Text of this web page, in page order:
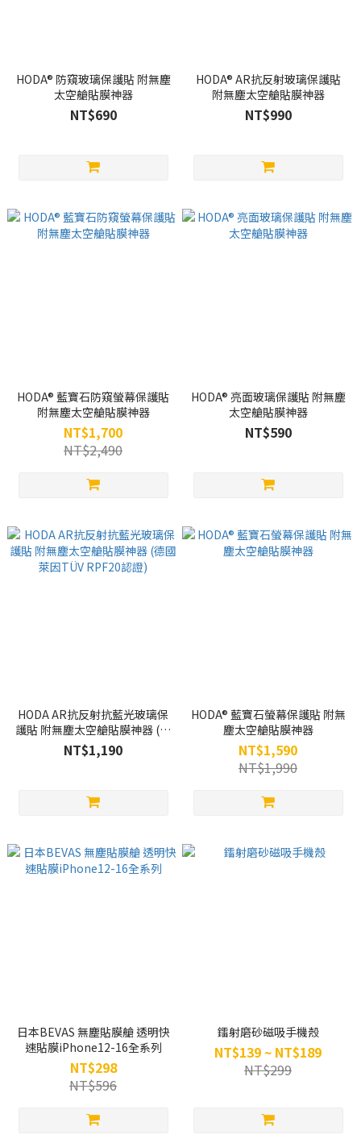
HODA® 防窺玻璃保護貼 附無塵
太空艙貼膜神器
NT$690
HODA® AR抗反射玻璃保護貼
附無塵太空艙貼膜神器
NT$990
HODA® 藍寶石防窺螢幕保護貼
附無塵太空艙貼膜神器
NT$1,700
NT$2,490
HODA® 亮面玻璃保護貼 附無塵
太空艙貼膜神器
NT$590
HODA AR抗反射抗藍光玻璃保
護貼 附無塵太空艙貼膜神器 (德
國萊因TÜV RPF20認證)
NT$1,190
HODA® 藍寶石螢幕保護貼 附無
塵太空艙貼膜神器
NT$1,590
NT$1,990
日本BEVAS 無塵貼膜艙 透明快
速貼膜iPhone12-16全系列
NT$298
NT$596
鐳射磨砂磁吸手機殼
NT$139 ~ NT$189
NT$299